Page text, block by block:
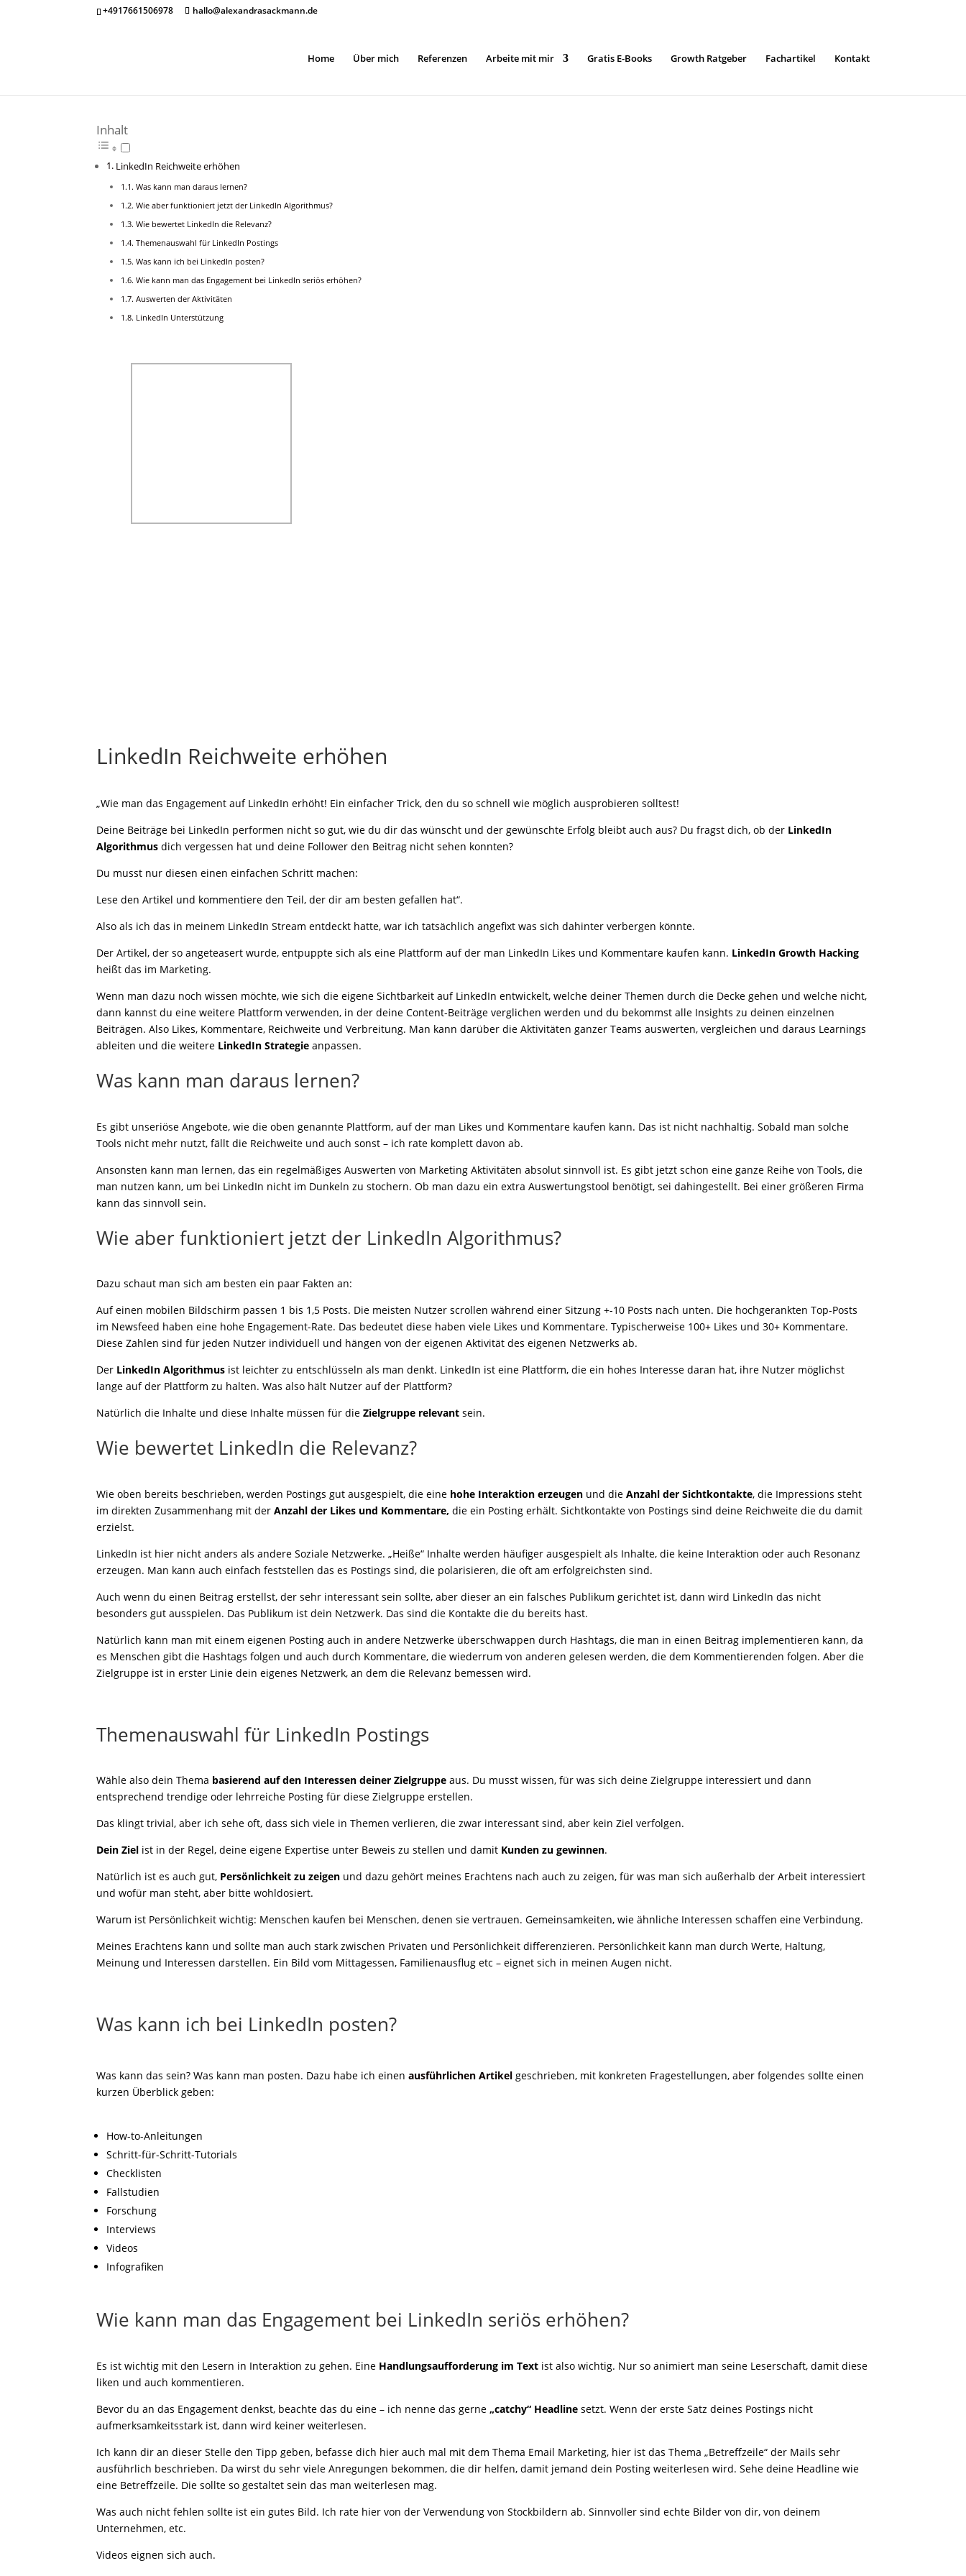
+4917661506978 hallo@alexandrasackmann.de
Home Über mich Referenzen Arbeite mit mir Gratis E-Books Growth Ratgeber Fachartikel Kontakt
Inhalt
LinkedIn Reichweite erhöhen
Was kann man daraus lernen?
Wie aber funktioniert jetzt der LinkedIn Algorithmus?
Wie bewertet LinkedIn die Relevanz?
Themenauswahl für LinkedIn Postings
Was kann ich bei LinkedIn posten?
Wie kann man das Engagement bei LinkedIn seriös erhöhen?
Auswerten der Aktivitäten
LinkedIn Unterstützung
LinkedIn Reichweite erhöhen
„Wie man das Engagement auf LinkedIn erhöht! Ein einfacher Trick, den du so schnell wie möglich ausprobieren solltest!
Deine Beiträge bei LinkedIn performen nicht so gut, wie du dir das wünscht und der gewünschte Erfolg bleibt auch aus? Du fragst dich, ob der LinkedIn
Algorithmus dich vergessen hat und deine Follower den Beitrag nicht sehen konnten?
Du musst nur diesen einen einfachen Schritt machen:
Lese den Artikel und kommentiere den Teil, der dir am besten gefallen hat“.
Also als ich das in meinem LinkedIn Stream entdeckt hatte, war ich tatsächlich angefixt was sich dahinter verbergen könnte.
Der Artikel, der so angeteasert wurde, entpuppte sich als eine Plattform auf der man LinkedIn Likes und Kommentare kaufen kann. LinkedIn Growth Hacking
heißt das im Marketing.
Wenn man dazu noch wissen möchte, wie sich die eigene Sichtbarkeit auf LinkedIn entwickelt, welche deiner Themen durch die Decke gehen und welche nicht,
dann kannst du eine weitere Plattform verwenden, in der deine Content-Beiträge verglichen werden und du bekommst alle Insights zu deinen einzelnen
Beiträgen. Also Likes, Kommentare, Reichweite und Verbreitung. Man kann darüber die Aktivitäten ganzer Teams auswerten, vergleichen und daraus Learnings
ableiten und die weitere LinkedIn Strategie anpassen.
Was kann man daraus lernen?
Es gibt unseriöse Angebote, wie die oben genannte Plattform, auf der man Likes und Kommentare kaufen kann. Das ist nicht nachhaltig. Sobald man solche
Tools nicht mehr nutzt, fällt die Reichweite und auch sonst – ich rate komplett davon ab.
Ansonsten kann man lernen, das ein regelmäßiges Auswerten von Marketing Aktivitäten absolut sinnvoll ist. Es gibt jetzt schon eine ganze Reihe von Tools, die
man nutzen kann, um bei LinkedIn nicht im Dunkeln zu stochern. Ob man dazu ein extra Auswertungstool benötigt, sei dahingestellt. Bei einer größeren Firma
kann das sinnvoll sein.
Wie aber funktioniert jetzt der LinkedIn Algorithmus?
Dazu schaut man sich am besten ein paar Fakten an:
Auf einen mobilen Bildschirm passen 1 bis 1,5 Posts. Die meisten Nutzer scrollen während einer Sitzung +-10 Posts nach unten. Die hochgerankten Top-Posts
im Newsfeed haben eine hohe Engagement-Rate. Das bedeutet diese haben viele Likes und Kommentare. Typischerweise 100+ Likes und 30+ Kommentare.
Diese Zahlen sind für jeden Nutzer individuell und hängen von der eigenen Aktivität des eigenen Netzwerks ab.
Der LinkedIn Algorithmus ist leichter zu entschlüsseln als man denkt. LinkedIn ist eine Plattform, die ein hohes Interesse daran hat, ihre Nutzer möglichst
lange auf der Plattform zu halten. Was also hält Nutzer auf der Plattform?
Natürlich die Inhalte und diese Inhalte müssen für dieZielgruppe relevant sein.
Wie bewertet LinkedIn die Relevanz?
Wie oben bereits beschrieben, werden Postings gut ausgespielt, die eine hohe Interaktion erzeugen und dieAnzahl der Sichtkontakte, die Impressions steht
im direkten Zusammenhang mit derAnzahl der Likes und Kommentare, die ein Posting erhält. Sichtkontakte von Postings sind deine Reichweite die du damit
erzielst.
LinkedIn ist hier nicht anders als andere Soziale Netzwerke. „Heiße“ Inhalte werden häufiger ausgespielt als Inhalte, die keine Interaktion oder auch Resonanz
erzeugen. Man kann auch einfach feststellen das es Postings sind, die polarisieren, die oft am erfolgreichsten sind.
Auch wenn du einen Beitrag erstellst, der sehr interessant sein sollte, aber dieser an ein falsches Publikum gerichtet ist, dann wird LinkedIn das nicht
besonders gut ausspielen. Das Publikum ist dein Netzwerk. Das sind die Kontakte die du bereits hast.
Natürlich kann man mit einem eigenen Posting auch in andere Netzwerke überschwappen durch Hashtags, die man in einen Beitrag implementieren kann, da
es Menschen gibt die Hashtags folgen und auch durch Kommentare, die wiederrum von anderen gelesen werden, die dem Kommentierenden folgen. Aber die
Zielgruppe ist in erster Linie dein eigenes Netzwerk, an dem die Relevanz bemessen wird.
Themenauswahl für LinkedIn Postings
Wähle also dein Thema basierend auf den Interessen deiner Zielgruppe aus. Du musst wissen, für was sich deine Zielgruppe interessiert und dann
entsprechend trendige oder lehrreiche Posting für diese Zielgruppe erstellen.
Das klingt trivial, aber ich sehe oft, dass sich viele in Themen verlieren, die zwar interessant sind, aber kein Ziel verfolgen.
Dein Ziel ist in der Regel, deine eigene Expertise unter Beweis zu stellen und damit Kunden zu gewinnen.
Natürlich ist es auch gut, Persönlichkeit zu zeigen und dazu gehört meines Erachtens nach auch zu zeigen, für was man sich außerhalb der Arbeit interessiert
und wofür man steht, aber bitte wohldosiert.
Warum ist Persönlichkeit wichtig: Menschen kaufen bei Menschen, denen sie vertrauen. Gemeinsamkeiten, wie ähnliche Interessen schaffen eine Verbindung.
Meines Erachtens kann und sollte man auch stark zwischen Privaten und Persönlichkeit differenzieren. Persönlichkeit kann man durch Werte, Haltung,
Meinung und Interessen darstellen. Ein Bild vom Mittagessen, Familienausflug etc – eignet sich in meinen Augen nicht.
Was kann ich bei LinkedIn posten?
Was kann das sein? Was kann man posten. Dazu habe ich einenausführlichen Artikel geschrieben, mit konkreten Fragestellungen, aber folgendes sollte einen
kurzen Überblick geben:
How-to-Anleitungen
Schritt-für-Schritt-Tutorials
Checklisten
Fallstudien
Forschung
Interviews
Videos
Infografiken
Wie kann man das Engagement bei LinkedIn seriös erhöhen?
Es ist wichtig mit den Lesern in Interaktion zu gehen. Eine Handlungsaufforderung im Text ist also wichtig. Nur so animiert man seine Leserschaft, damit diese
liken und auch kommentieren.
Bevor du an das Engagement denkst, beachte das du eine – ich nenne das gerne„catchy“ Headline setzt. Wenn der erste Satz deines Postings nicht
aufmerksamkeitsstark ist, dann wird keiner weiterlesen.
Ich kann dir an dieser Stelle den Tipp geben, befasse dich hier auch mal mit dem Thema Email Marketing, hier ist das Thema „Betreffzeile“ der Mails sehr
ausführlich beschrieben. Da wirst du sehr viele Anregungen bekommen, die dir helfen, damit jemand dein Posting weiterlesen wird. Sehe deine Headline wie
eine Betreffzeile. Die sollte so gestaltet sein das man weiterlesen mag.
Was auch nicht fehlen sollte ist ein gutes Bild. Ich rate hier von der Verwendung von Stockbildern ab. Sinnvoller sind echte Bilder von dir, von deinem
Unternehmen, etc.
Videos eignen sich auch.